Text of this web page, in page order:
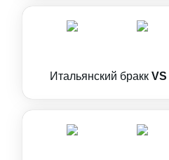
Итальянский бракк VS